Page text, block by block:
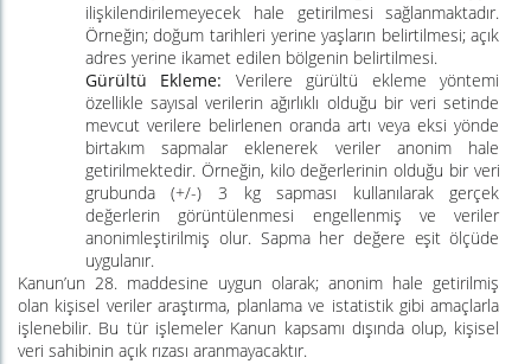
ilişkilendirilemeyecek hale getirilmesi sağlanmaktadır.
Örneğin; doğum tarihleri yerine yaşların belirtilmesi; açık
adres yerine ikamet edilen bölgenin belirtilmesi.
Gürültü Ekleme: Verilere gürültü ekleme yöntemi
özellikle sayısal verilerin ağırlıklı olduğu bir veri setinde
mevcut verilere belirlenen oranda artı veya eksi yönde
birtakım sapmalar eklenerek veriler anonim hale
getirilmektedir. Örneğin, kilo değerlerinin olduğu birveri
grubunda (+/-) 3 kg sapması kullanılarak gerçek
değerlerin görüntülenmesi engellenmiş ve veriler
anonimleştirilmiş olur. Sapma her değere eşitölçüde
uygulanır.
Kanun’un 28. maddesine uygun olarak; anonim hale getirilmiş
olan kişisel veriler araştırma, planlama ve istatistik gibi amaçlarla
işlenebilir. Bu tür işlemeler Kanun kapsamı dışında olup, kişisel
veri sahibinin açık rızası aranmayacaktır.